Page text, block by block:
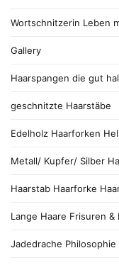
Wortschnitzerin Leben
Gallery
Haarspangen die gut
geschnitzte Haarstäbe
Edelholz Haarforken
Metall/ Kupfer/ Silber
Haarstab Haarforke
Lange Haare Frisuren &
Jadedrache Philosophie